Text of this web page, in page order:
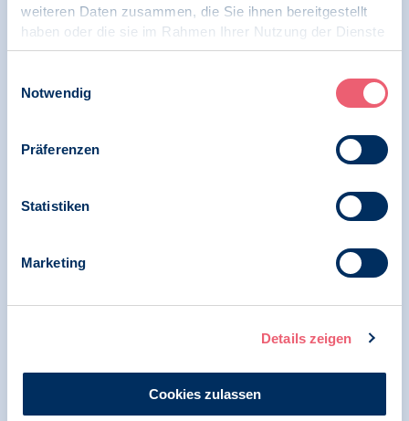
weiteren Daten zusammen, die Sie ihnen bereitgestellt
haben oder die sie im Rahmen Ihrer Nutzung der Dienste
gesammelt haben.
Notwendig
Präferenzen
Statistiken
Marketing
Details zeigen
Cookies zulassen
26.08.2024
Gesellschaft und Psychologie
diesjährigen Tag der Psychologie der BDP
26.01.2024
Psychologie | Datenschutz